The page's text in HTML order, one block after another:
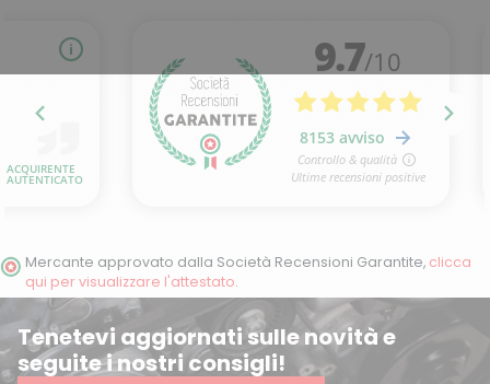
(3 ratings)
Mercante approvato dalla Società Recensioni Garantite, clicca
qui per visualizzare l'attestato.
Tenetevi aggiornati sulle novità e
seguite i nostri consigli!